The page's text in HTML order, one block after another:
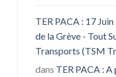
TER PACA : 17
de la Grève - Tout
Transports (TSM
dans TER PACA :